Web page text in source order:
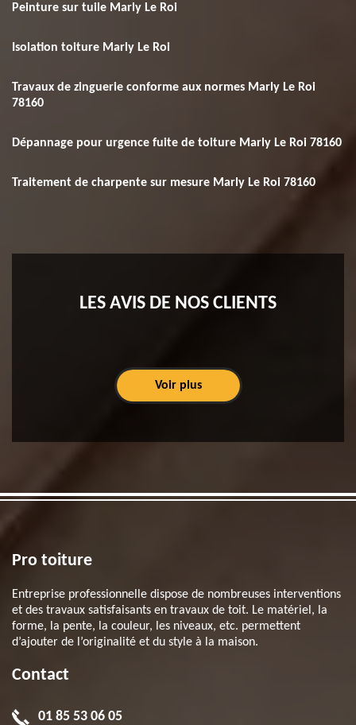
Peinture sur tuile Marly Le Roi
Isolation toiture Marly Le Roi
Travaux de zinguerie conforme aux normes Marly Le Roi
78160
Dépannage pour urgence fuite de toiture Marly Le Roi 78160
Traitement de charpente sur mesure Marly Le Roi 78160
LES AVIS DE NOS CLIENTS
Voir plus
Pro toiture
Entreprise professionnelle dispose de nombreuses interventions
et des travaux satisfaisants en travaux de toit. Le matériel, la
forme, la pente, la couleur, les niveaux, etc. permettent
d’ajouter de l’originalité et du style à la maison.
Contact
01 85 53 06 05